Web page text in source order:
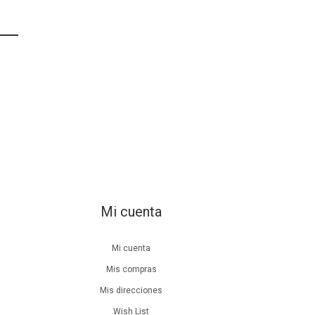
Mi cuenta
Mi cuenta
Mis compras
Mis direcciones
Wish List